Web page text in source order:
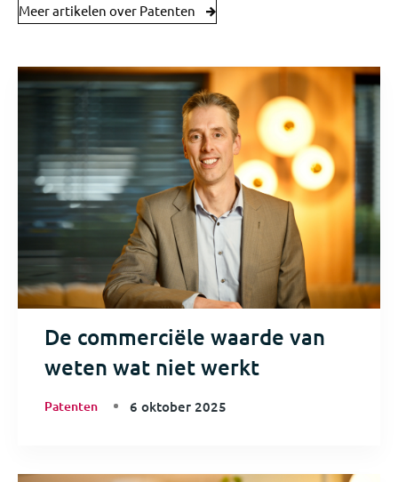
Meer artikelen over Patenten
De commerciële waarde van
weten wat niet werkt
Patenten 6 oktober 2025